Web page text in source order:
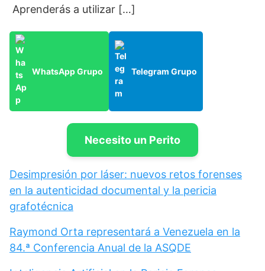
Aprenderás a utilizar […]
WhatsApp Grupo Telegram Grupo
Necesito un Perito
Desimpresión por láser: nuevos retos forenses
en la autenticidad documental y la pericia
grafotécnica
Raymond Orta representará a Venezuela en la
84.ª Conferencia Anual de la ASQDE